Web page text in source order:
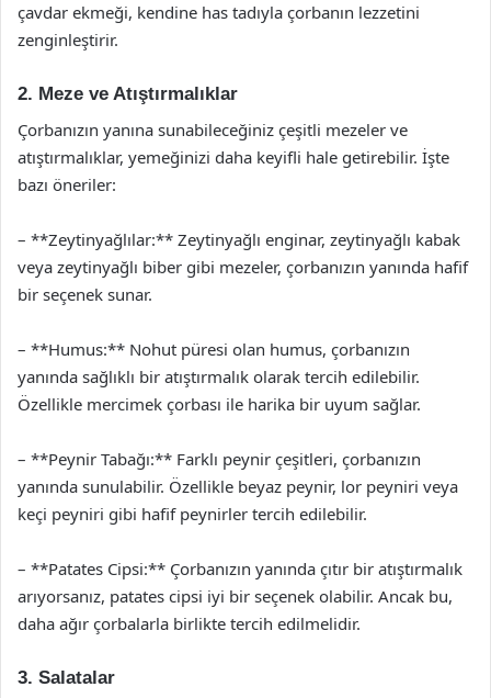
çavdar ekmeği, kendine has tadıyla çorbanın lezzetini
zenginleştirir.
2. Meze ve Atıştırmalıklar
Çorbanızın yanına sunabileceğiniz çeşitli mezeler ve
atıştırmalıklar, yemeğinizi daha keyifli hale getirebilir. İşte
bazı öneriler:
– **Zeytinyağlılar:** Zeytinyağlı enginar, zeytinyağlı kabak
veya zeytinyağlı biber gibi mezeler, çorbanızın yanında hafif
bir seçenek sunar.
– **Humus:** Nohut püresi olan humus, çorbanızın
yanında sağlıklı bir atıştırmalık olarak tercih edilebilir.
Özellikle mercimek çorbası ile harika bir uyum sağlar.
– **Peynir Tabağı:** Farklı peynir çeşitleri, çorbanızın
yanında sunulabilir. Özellikle beyaz peynir, lor peyniri veya
keçi peyniri gibi hafif peynirler tercih edilebilir.
– **Patates Cipsi:** Çorbanızın yanında çıtır bir atıştırmalık
arıyorsanız, patates cipsi iyi bir seçenek olabilir. Ancak bu,
daha ağır çorbalarla birlikte tercih edilmelidir.
3. Salatalar